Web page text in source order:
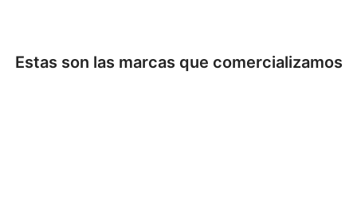
Estas son las marcas que comercializamos